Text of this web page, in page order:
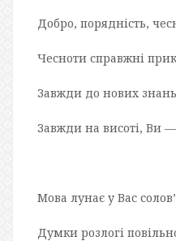
Добро, порядність,
Чесноти справжні
Завжди до нових знань
Завжди на висоті, Ви
Мова лунає у Вас
Думки розлогі